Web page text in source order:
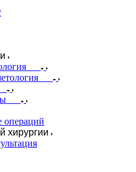
операций
хирургии